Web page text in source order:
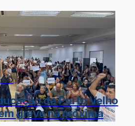
de Porto Velho
greve na próxima